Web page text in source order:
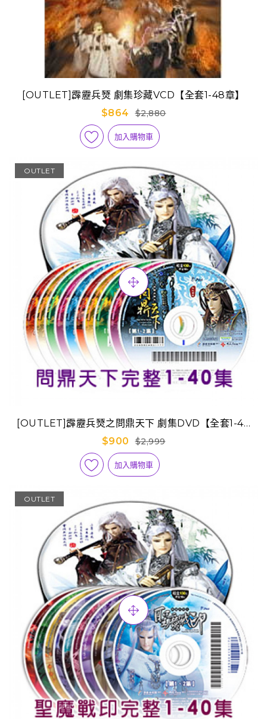
[OUTLET]霹靂兵燹 劇集珍藏VCD【全套1-48章】
$864
$2,880
加入購物車
OUTLET
[OUTLET]霹靂兵燹之問鼎天下 劇集DVD【全套1-40
集】
$900 $2,999
加入購物車
OUTLET